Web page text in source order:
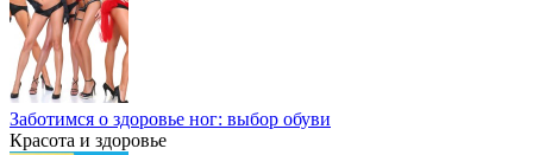
Заботимся о здоровье ног: выбор обуви
Красота и здоровье